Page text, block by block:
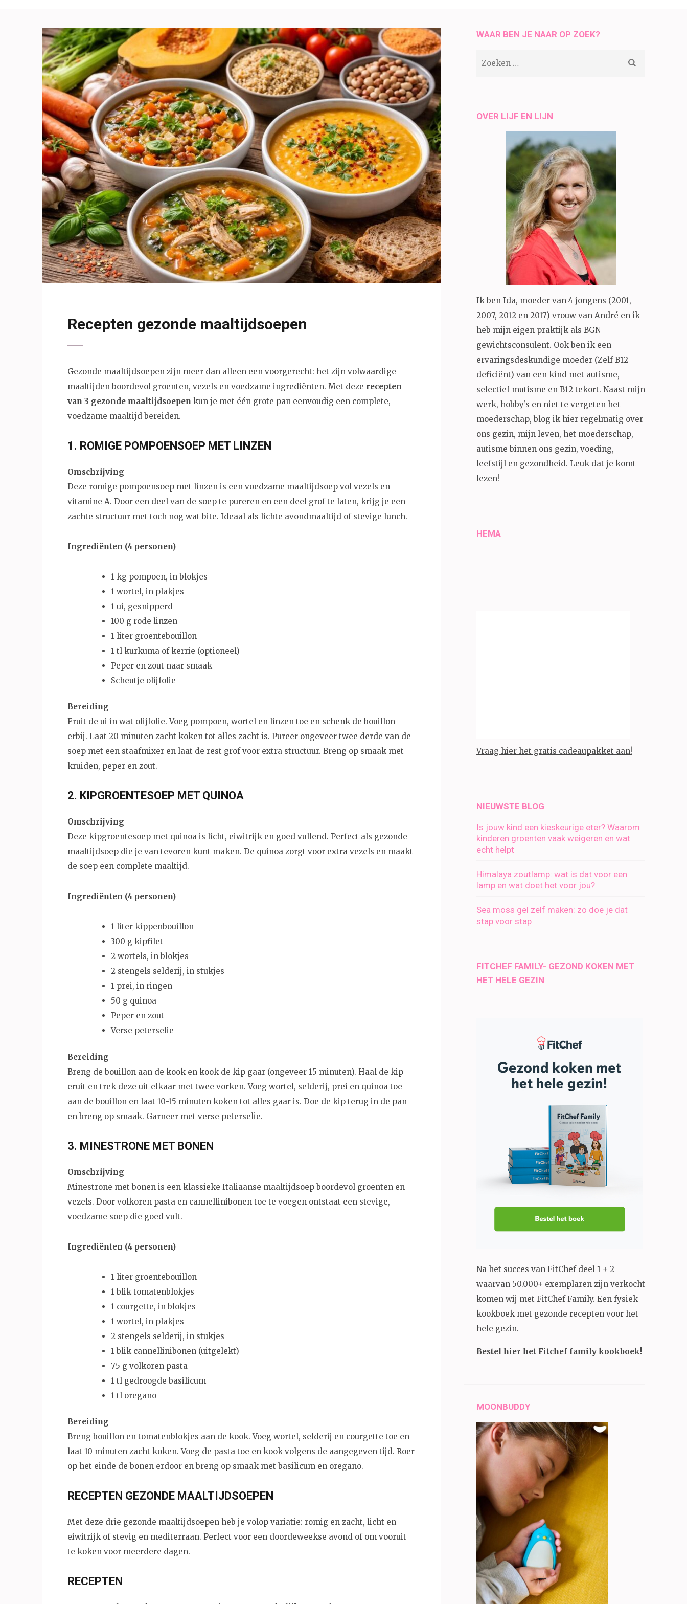
Recepten gezonde maaltijdsoepen
Gezonde maaltijdsoepen zijn meer dan alleen een voorgerecht: het zijn volwaardige
maaltijden boordevol groenten, vezels en voedzame ingrediënten. Met deze recepten
van 3 gezonde maaltijdsoepen kun je met één grote pan eenvoudig een complete,
voedzame maaltijd bereiden.
1. ROMIGE POMPOENSOEP MET LINZEN
Omschrijving
Deze romige pompoensoep met linzen is een voedzame maaltijdsoep vol vezels en
vitamine A. Door een deel van de soep te pureren en een deel grof te laten, krijg je een
zachte structuur met toch nog wat bite. Ideaal als lichte avondmaaltijd of stevige lunch.
Ingrediënten (4 personen)
1 kg pompoen, in blokjes
1 wortel, in plakjes
1 ui, gesnipperd
100 g rode linzen
1 liter groentebouillon
1 tl kurkuma of kerrie (optioneel)
Peper en zout naar smaak
Scheutje olijfolie
Bereiding
Fruit de ui in wat olijfolie. Voeg pompoen, wortel en linzen toe en schenk de bouillon
erbij. Laat 20 minuten zacht koken tot alles zacht is. Pureer ongeveer twee derde van de
soep met een staafmixer en laat de rest grof voor extra structuur. Breng op smaak met
kruiden, peper en zout.
2. KIPGROENTESOEP MET QUINOA
Omschrijving
Deze kipgroentesoep met quinoa is licht, eiwitrijk en goed vullend. Perfect als gezonde
maaltijdsoep die je van tevoren kunt maken. De quinoa zorgt voor extra vezels en maakt
de soep een complete maaltijd.
Ingrediënten (4 personen)
1 liter kippenbouillon
300 g kipfilet
2 wortels, in blokjes
2 stengels selderij, in stukjes
1 prei, in ringen
50 g quinoa
Peper en zout
Verse peterselie
Bereiding
Breng de bouillon aan de kook en kook de kip gaar (ongeveer 15 minuten). Haal de kip
eruit en trek deze uit elkaar met twee vorken. Voeg wortel, selderij, prei en quinoa toe
aan de bouillon en laat 10-15 minuten koken tot alles gaar is. Doe de kip terug in de pan
en breng op smaak. Garneer met verse peterselie.
3. MINESTRONE MET BONEN
Omschrijving
Minestrone met bonen is een klassieke Italiaanse maaltijdsoep boordevol groenten en
vezels. Door volkoren pasta en cannellinibonen toe te voegen ontstaat een stevige,
voedzame soep die goed vult.
Ingrediënten (4 personen)
1 liter groentebouillon
1 blik tomatenblokjes
1 courgette, in blokjes
1 wortel, in plakjes
2 stengels selderij, in stukjes
1 blik cannellinibonen (uitgelekt)
75 g volkoren pasta
1 tl gedroogde basilicum
1 tl oregano
Bereiding
Breng bouillon en tomatenblokjes aan de kook. Voeg wortel, selderij en courgette toe en
laat 10 minuten zacht koken. Voeg de pasta toe en kook volgens de aangegeven tijd. Roer
op het einde de bonen erdoor en breng op smaak met basilicum en oregano.
RECEPTEN GEZONDE MAALTIJDSOEPEN
Met deze drie gezonde maaltijdsoepen heb je volop variatie: romig en zacht, licht en
eiwitrijk of stevig en mediterraan. Perfect voor een doordeweekse avond of om vooruit
te koken voor meerdere dagen.
RECEPTEN
WAAR BEN JE NAAR OP ZOEK?
OVER LIJF EN LIJN
Ik ben Ida, moeder van 4 jongens (2001,
2007, 2012 en 2017) vrouw van André en ik
heb mijn eigen praktijk als BGN
gewichtsconsulent. Ook ben ik een
ervaringsdeskundige moeder (Zelf B12
deficiënt) van een kind met autisme,
selectief mutisme en B12 tekort. Naast mijn
werk, hobby’s en niet te vergeten het
moederschap, blog ik hier regelmatig over
ons gezin, mijn leven, het moederschap,
autisme binnen ons gezin, voeding,
leefstijl en gezondheid. Leuk dat je komt
lezen!
HEMA
Vraag hier het gratis cadeaupakket aan!
NIEUWSTE BLOG
Is jouw kind een kieskeurige eter? Waarom
kinderen groenten vaak weigeren en wat
echt helpt
Himalaya zoutlamp: wat is dat voor een
lamp en wat doet het voor jou?
Sea moss gel zelf maken: zo doe je dat
stap voor stap
FITCHEF FAMILY- GEZOND KOKEN MET
HET HELE GEZIN
Na het succes van FitChef deel 1 + 2
waarvan 50.000+ exemplaren zijn verkocht
komen wij met FitChef Family. Een fysiek
kookboek met gezonde recepten voor het
hele gezin.
Bestel hier het Fitchef family kookboek!
MOONBUDDY